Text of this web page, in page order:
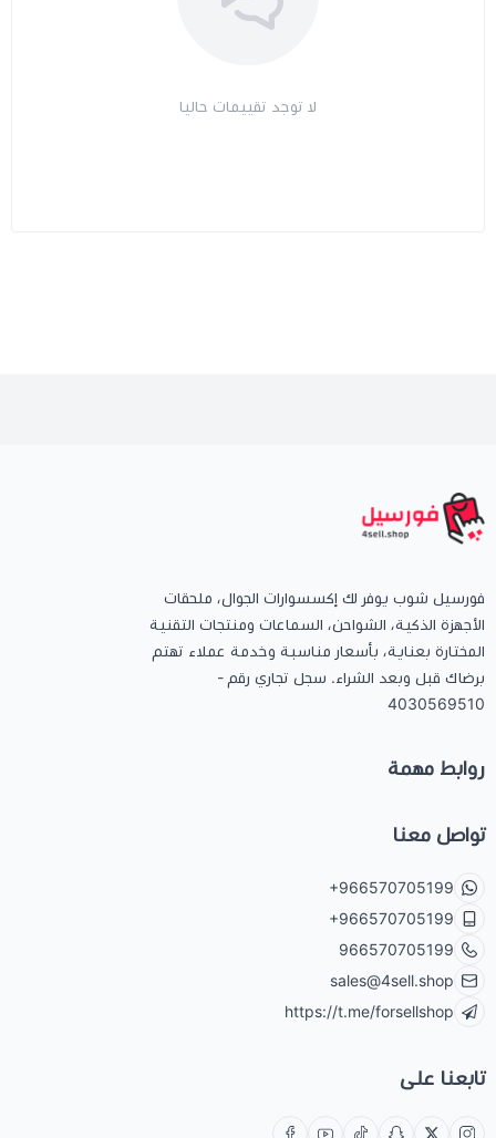
لا توجد تقييمات حاليا
فورسيل شوب يوفر لك إكسسوارات الجوال، ملحقات
الأجهزة الذكية، الشواحن، السماعات ومنتجات التقنية
المختارة بعناية، بأسعار مناسبة وخدمة عملاء تهتم
برضاك قبل وبعد الشراء. سجل تجاري رقم -
4030569510
روابط مهمة
تواصل معنا
+966570705199
+966570705199
966570705199
sales@4sell.shop
https://t.me/forsellshop
تابعنا على